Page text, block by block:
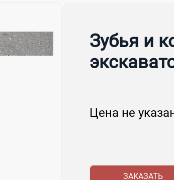
Зубья и
Цена не
ЗАКАЗАТЬ